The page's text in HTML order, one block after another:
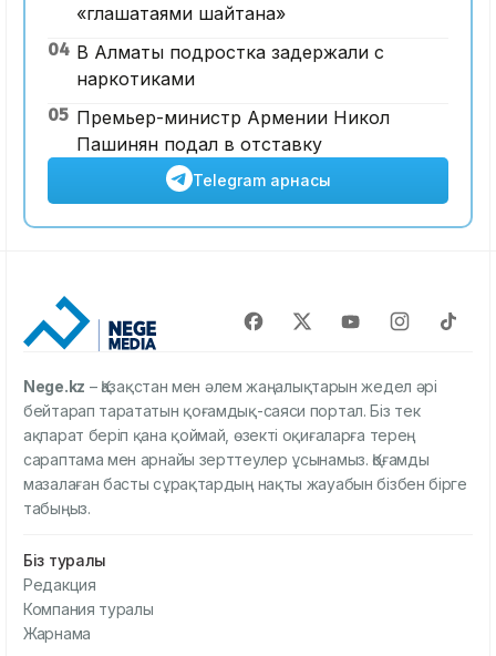
«глашатаями шайтана»
04 В Алматы подростка задержали с
наркотиками
05 Премьер-министр Армении Никол
Пашинян подал в отставку
Telegram арнасы
Nege.kz – Қазақстан мен әлем жаңалықтарын жедел әрі
бейтарап тарататын қоғамдық-саяси портал. Біз тек
ақпарат беріп қана қоймай, өзекті оқиғаларға терең
сараптама мен арнайы зерттеулер ұсынамыз. Қоғамды
мазалаған басты сұрақтардың нақты жауабын бізбен бірге
табыңыз.
Біз туралы
Редакция
Компания туралы
Жарнама